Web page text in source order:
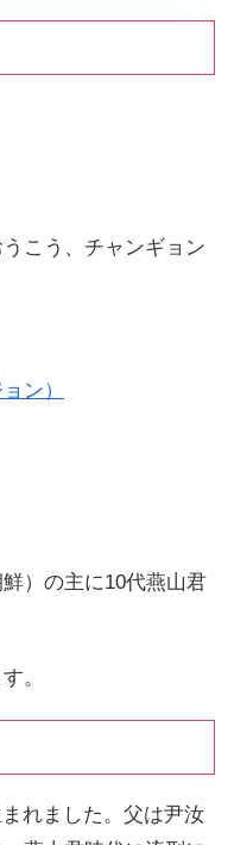
こう、チャンギョン
ン）
）の主に10代燕山君
。
れました。父は尹汝